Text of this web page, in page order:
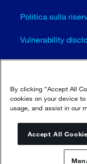
Politica sulla
Vulnerability
Cookie settings
Mappa del sito
© Sulzer Ltd 1996
By clicking “Accept All
cookies on your device
usage, and assist in our
Accept All